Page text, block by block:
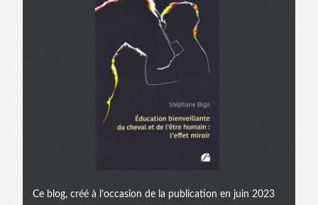
Ce blog, créé à l’occasion de la publication en juin 2023